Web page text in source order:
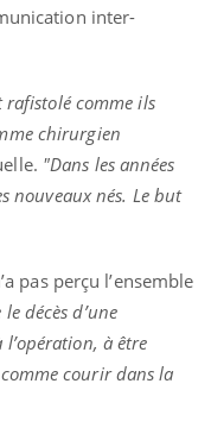
inter-
rafistolé comme ils
chirurgien
"Dans les années
nouveaux nés. Le but
pas perçu l’ensemble
décès d’une
à être
courir dans la